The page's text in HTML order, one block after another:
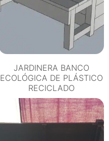
JARDINERA BANCO
ECOLÓGICA DE PLÁSTICO
RECICLADO